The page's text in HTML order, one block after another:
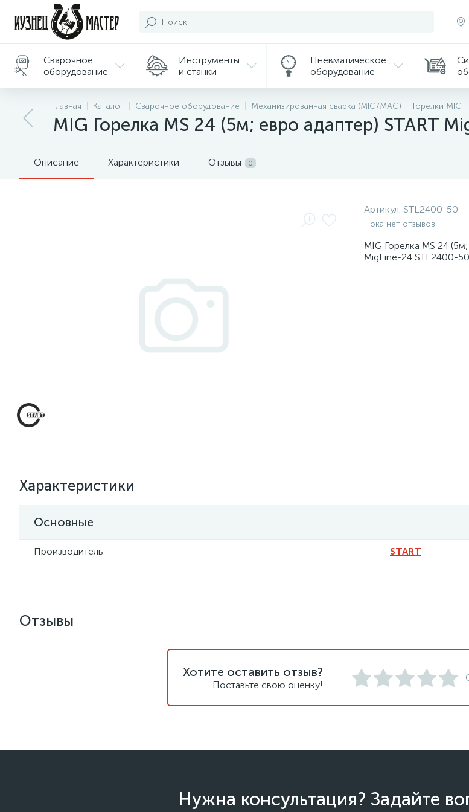
Сварочное
оборудование
Инструменты
и станки
Пневматическое
оборудование
Подарки/
Сувениры
Главная Каталог Сварочное оборудование Механизированная сварка (MIG/MAG) Горелки MIG
MIG Горелка MS 24 (5м; евро адаптер) START
Описание Характеристики Отзывы 0
Артикул: STL2400-50
Пока нет отзывов
MIG Горелка MS 24
MigLine-24 STL2400-50
Характеристики
Основные
Производитель START
Отзывы
Хотите оставить отзыв?
Поставьте свою оценку!
Нужна консультация? Задайте